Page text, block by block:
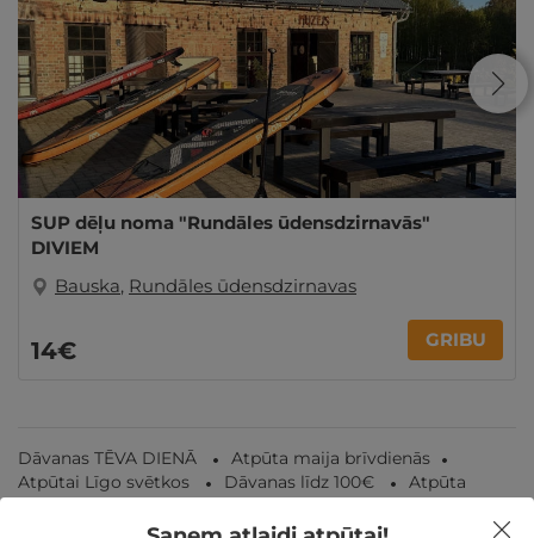
SUP dēļu noma "Rundāles ūdensdzirnavās"
DIVIEM
Bauska, Rundāles ūdensdzirnavas
14€ GRIBU
Dāvanas TĒVA DIENĀ
Atpūta maija brīvdienās
Atpūtai Līgo svētkos
Dāvanas līdz 100€
Atpūta